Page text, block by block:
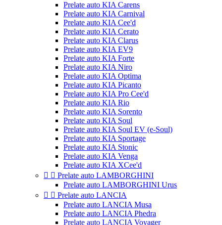
Prelate auto KIA Carens
Prelate auto KIA Carnival
Prelate auto KIA Cee'd
Prelate auto KIA Cerato
Prelate auto KIA Clarus
Prelate auto KIA EV9
Prelate auto KIA Forte
Prelate auto KIA Niro
Prelate auto KIA Optima
Prelate auto KIA Picanto
Prelate auto KIA Pro Cee'd
Prelate auto KIA Rio
Prelate auto KIA Sorento
Prelate auto KIA Soul
Prelate auto KIA Soul EV (e-Soul)
Prelate auto KIA Sportage
Prelate auto KIA Stonic
Prelate auto KIA Venga
Prelate auto KIA XCee'd
  Prelate auto LAMBORGHINI
Prelate auto LAMBORGHINI Urus
  Prelate auto LANCIA
Prelate auto LANCIA Musa
Prelate auto LANCIA Phedra
Prelate auto LANCIA Voyager